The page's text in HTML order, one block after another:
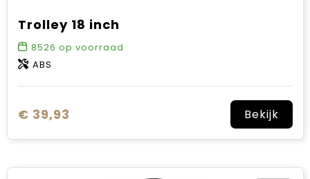
Trolley 18 inch
8526 op voorraad
ABS
€ 39,93 Bekijk